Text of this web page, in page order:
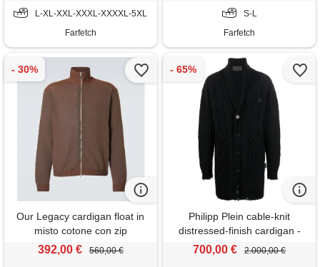
L-XL-XXL-XXXL-XXXXL-5XL
Farfetch
S-L
Farfetch
Our Legacy cardigan float in
misto cotone con zip
392,00 € 560,00 €
Philipp Plein cable-knit
distressed-finish cardigan -
nero
700,00 € 2.000,00 €